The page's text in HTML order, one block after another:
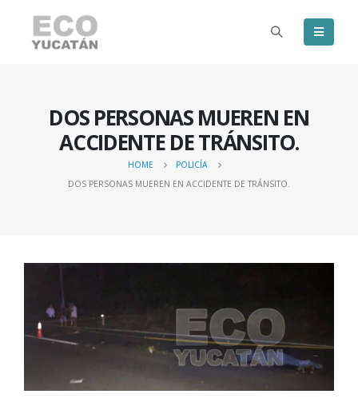
DOS PERSONAS MUEREN EN
ACCIDENTE DE TRÁNSITO.
HOME
POLICÍA
DOS PERSONAS MUEREN EN ACCIDENTE DE TRÁNSITO.